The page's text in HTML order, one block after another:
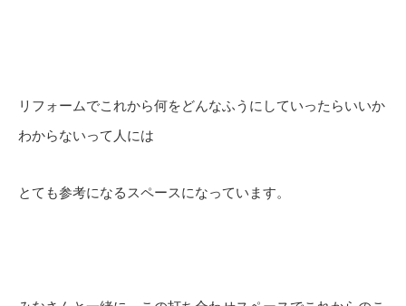
リフォームでこれから何をどんなふうにしていったらいいか
わからないって人には
とても参考になるスペースになっています。